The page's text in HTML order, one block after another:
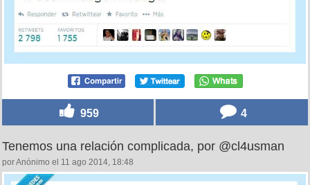
959 4
Tenemos una relación complicada, por @cl4usman
por Anónimo el 11 ago 2014, 18:48